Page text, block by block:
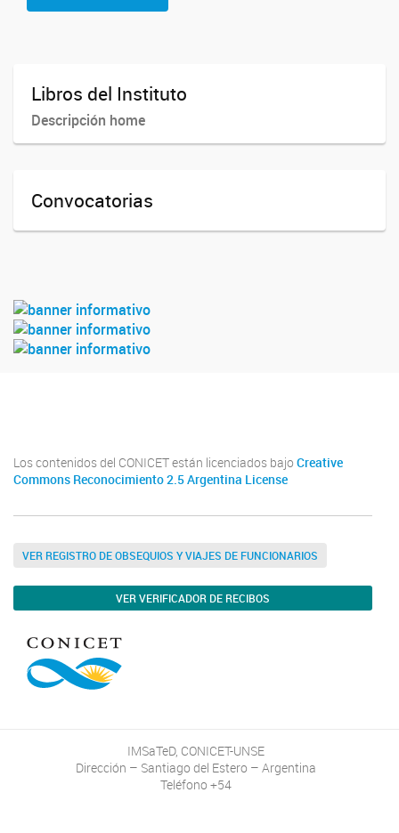
Libros del Instituto
Descripción home
Convocatorias
Los contenidos del CONICET están licenciados bajo Creative
Commons Reconocimiento 2.5 Argentina License
VER REGISTRO DE OBSEQUIOS Y VIAJES DE FUNCIONARIOS
VER VERIFICADOR DE RECIBOS
IMSaTeD, CONICET-UNSE
Dirección – Santiago del Estero – Argentina
Teléfono +54